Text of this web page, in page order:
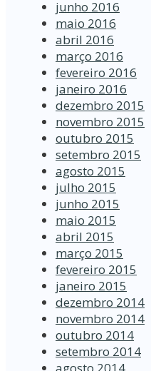
junho 2016
maio 2016
abril 2016
março 2016
fevereiro 2016
janeiro 2016
dezembro 2015
novembro 2015
outubro 2015
setembro 2015
agosto 2015
julho 2015
junho 2015
maio 2015
abril 2015
março 2015
fevereiro 2015
janeiro 2015
dezembro 2014
novembro 2014
outubro 2014
setembro 2014